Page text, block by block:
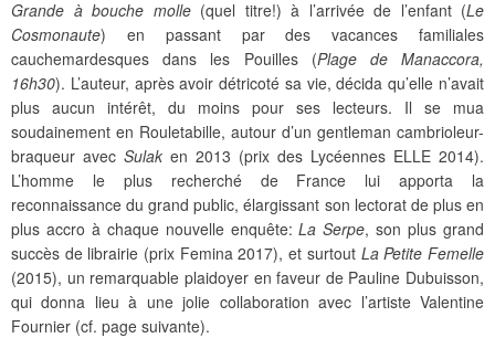
Grande à bouche molle(quel titre!) à l’arrivée de l’enfant (Le
Cosmonaute) en passant par des vacances familiales
cauchemardesques dans les Pouilles (Plage de Manaccora,
16h30). L’auteur, après avoir détricoté sa vie, décida qu’elle n’avait
plus aucun intérêt, du moins pour ses lecteurs. Il se mua
soudainement en Rouletabille, autour d’un gentleman cambrioleur-
braqueur avec Sulak en 2013 (prix des Lycéennes ELLE 2014).
L’homme le plus recherché de France lui apporta la
reconnaissance du grand public, élargissant son lectorat de plus en
plus accro à chaque nouvelle enquête:La Serpe, son plus grand
succès de librairie (prix Femina 2017), et surtout La Petite Femelle
(2015), un remarquable plaidoyer en faveur de Pauline Dubuisson,
qui donna lieu à une jolie collaboration avec l’artiste Valentine
Fournier (cf. page suivante).